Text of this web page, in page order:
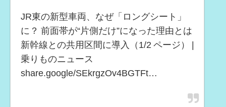
JR東の新型車両、なぜ「ロングシート」
に？ 前面帯が“片側だけ”になった理由とは
新幹線との共用区間に導入（1/2 ページ） |
乗りものニュース
share.google/SEkrgzOv4BGTFt…